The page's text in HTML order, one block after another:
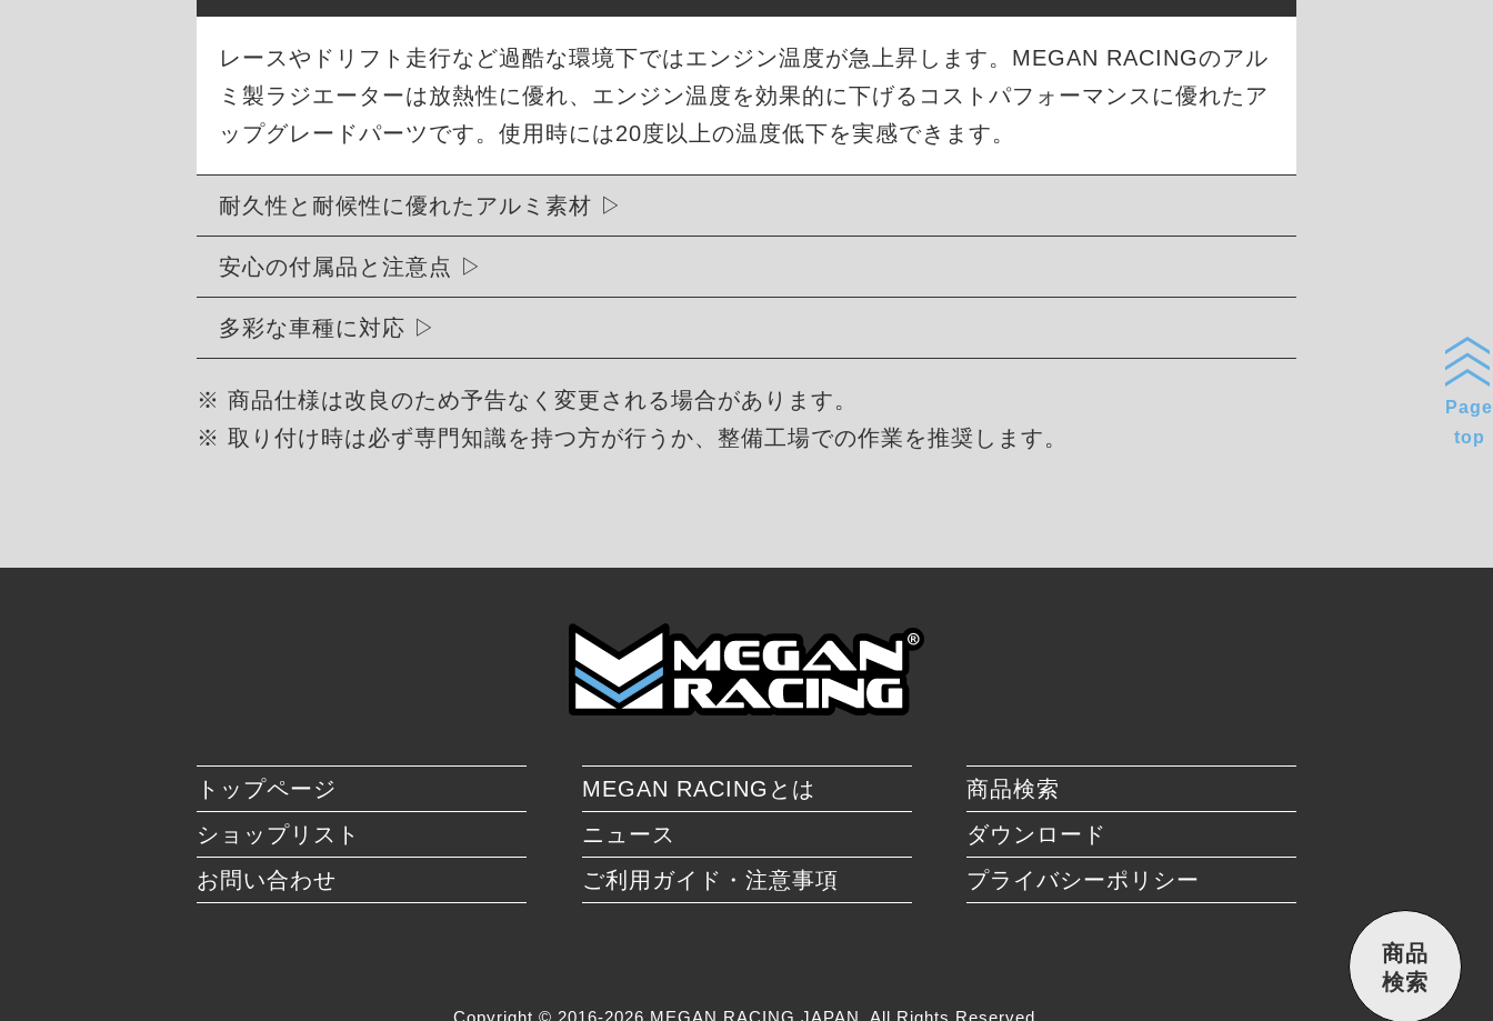
レースやドリフト走行など過酷な環境下ではエンジン温度が急上昇します。MEGAN RACINGのアル
ミ製ラジエーターは放熱性に優れ、エンジン温度を効果的に下げるコストパフォーマンスに優れたア
ップグレードパーツです。使用時には20度以上の温度低下を実感できます。
耐久性と耐候性に優れたアルミ素材
安心の付属品と注意点
多彩な車種に対応
※ 商品仕様は改良のため予告なく変更される場合があります。
※ 取り付け時は必ず専門知識を持つ方が行うか、整備工場での作業を推奨します。
トップページ MEGAN RACINGとは
商品検索
ショップリスト
ニュース
ダウンロード
お問い合わせ
ご利用ガイド・注意事項 プライバシーポリシー
Copyright © 2016-2026 MEGAN RACING JAPAN. All Rights Reserved.
Page
top
商品
検索